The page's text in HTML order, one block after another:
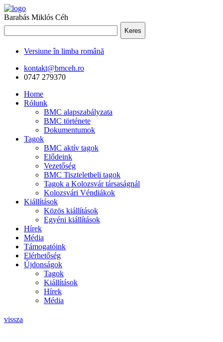
Barabás Miklós Céh
Keres
Versiune în limba română
kontakt@bmceh.ro
0747 279370
Home
Rólunk
BMC alapszabályzata
BMC története
Dokumentumok
Tagok
BMC aktív tagok
Elődeink
Vezetőség
BMC Tiszteletbeli tagok
Tagok a Kolozsvár társaságnál
Kolozsvári Véndiákok
Kiállítások
Közös kiállítások
Egyéni kiállítások
Hírek
Média
Támogatóink
Elérhetőség
Újdonságok
Tagok
Kiállítások
Hírek
Média
vissza